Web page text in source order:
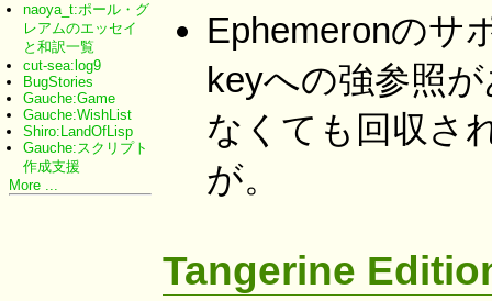
Ephemeronのサ
keyへの強参照
なくても回収さ
が。
Tangerine
naoya_t:ポール・グ
レアムのエッセイ
と和訳一覧
cut-sea:log9
BugStories
Gauche:Game
Gauche:WishList
Shiro:LandOfLisp
Gauche:スクリプト
作成支援
More ...